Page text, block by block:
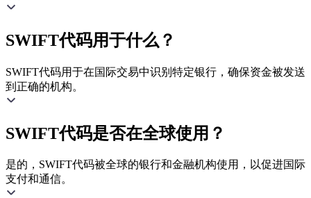
SWIFT代码用于什么？
SWIFT代码用于在国际交易中识别特定银行，确保资金被发送
到正确的机构。
SWIFT代码是否在全球使用？
是的，SWIFT代码被全球的银行和金融机构使用，以促进国际
支付和通信。